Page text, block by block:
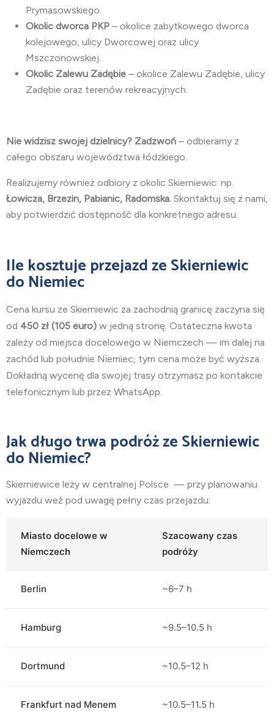
Prymasowskiego.
Okolic dworca PKP – okolice zabytkowego dworca
kolejowego, ulicy Dworcowej oraz ulicy
Mszczonowskiej.
Okolic Zalewu Zadębie – okolice Zalewu Zadębie, ulicy
Zadębie oraz terenów rekreacyjnych.
Nie widzisz swojej dzielnicy? Zadzwoń – odbieramy z
całego obszaru województwa łódzkiego.
Realizujemy również odbiory z okolic Skierniewic: np.
Łowicza, Brzezin, Pabianic, Radomska. Skontaktuj się z nami,
aby potwierdzić dostępność dla konkretnego adresu.
Ile kosztuje przejazd ze Skierniewic
do Niemiec
Cena kursu ze Skierniewic za zachodnią granicę zaczyna się
od 450 zł (105 euro) w jedną stronę. Ostateczna kwota
zależy od miejsca docelowego w Niemczech — im dalej na
zachód lub południe Niemiec, tym cena może być wyższa.
Dokładną wycenę dla swojej trasy otrzymasz po kontakcie
telefonicznym lub przez WhatsApp.
Jak długo trwa podróż ze Skierniewic
do Niemiec?
Skierniewice leży w centralnej Polsce — przy planowaniu
wyjazdu weź pod uwagę pełny czas przejazdu:
Miasto docelowe w
Niemczech
Szacowany czas
podróży
Berlin ~6–7 h
Hamburg ~9.5–10.5 h
Dortmund ~10.5–12 h
Frankfurt nad Menem ~10.5–11.5 h